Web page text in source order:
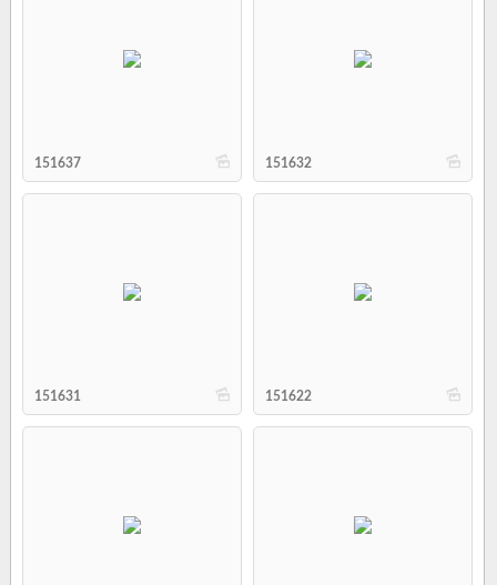
b
151637 b
151632
b
151631 b
151622